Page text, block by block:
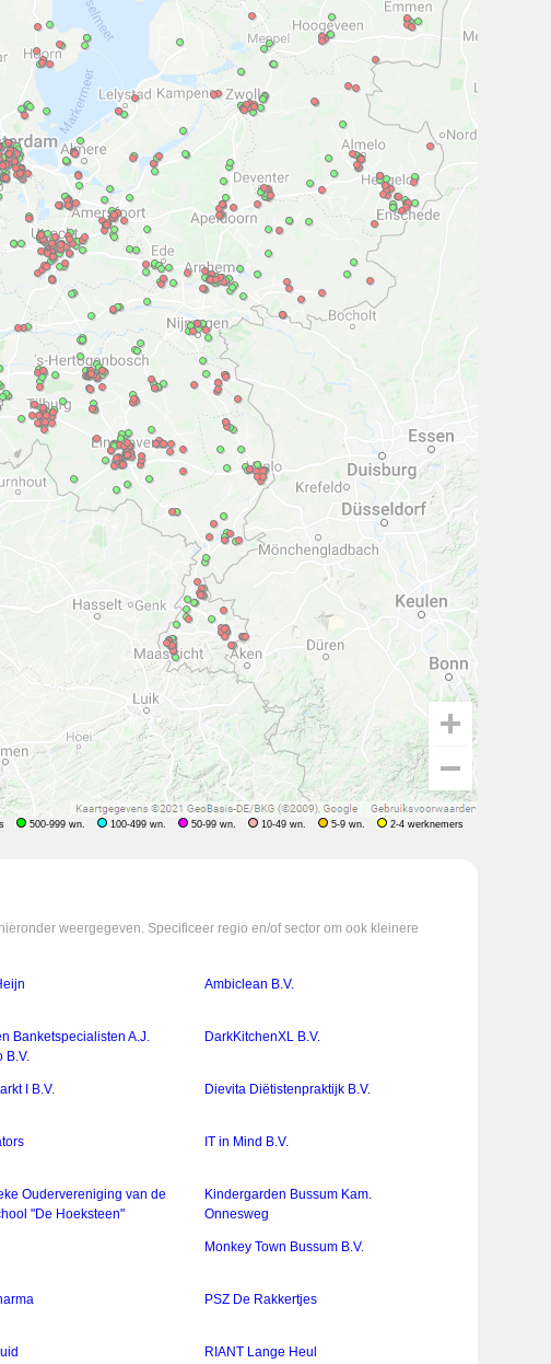
500-999 wn. 100-499 wn. 50-99 wn. 10-49 wn. 5-9 wn. 2-4 werknemers
weergegeven. Specificeer regio en/of sector om ook kleinere
Ambiclean B.V.
Banketspecialisten A.J.
B.V.
DarkKitchenXL B.V.
I B.V. Dievita Diëtistenpraktijk B.V.
IT in Mind B.V.
Oudervereniging van de
"De Hoeksteen"
Kindergarden Bussum Kam.
Onnesweg
Monkey Town Bussum B.V.
PSZ De Rakkertjes
RIANT Lange Heul